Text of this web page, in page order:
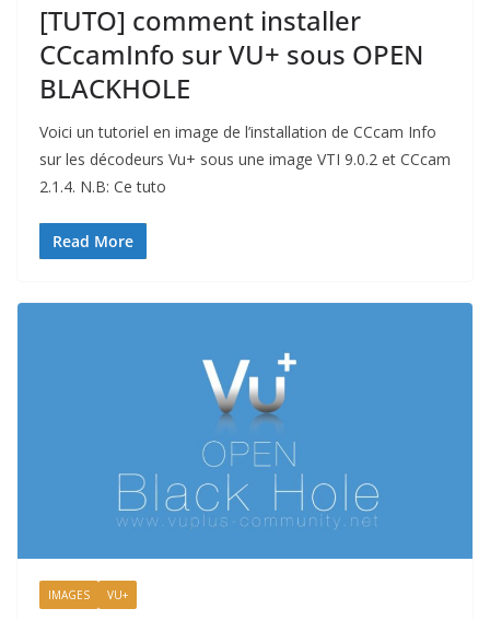
[TUTO] comment installer
CCcamInfo sur VU+ sous OPEN
BLACKHOLE
Voici un tutoriel en image de l’installation de CCcam Info
sur les décodeurs Vu+ sous une image VTI 9.0.2 et CCcam
2.1.4. N.B: Ce tuto
Read More
IMAGES VU+